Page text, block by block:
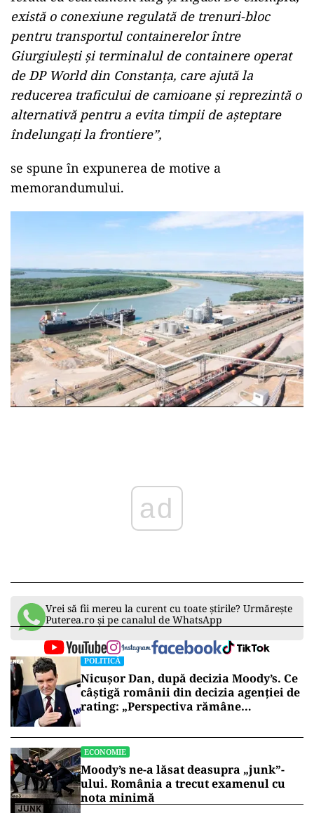
există o conexiune regulată de trenuri-bloc
pentru transportul containerelor între
Giurgiulești și terminalul de containere operat
de DP World din Constanța, care ajută la
reducerea traficului de camioane și reprezintă o
alternativă pentru a evita timpii de așteptare
îndelungați la frontiere”,
se spune în expunerea de motive a
memorandumului.
ad
Vrei să fii mereu la curent cu toate știrile? Urmărește
Puterea.ro și pe canalul de WhatsApp
POLITICĂ
Nicușor Dan, după decizia Moody’s. Ce
câștigă românii din decizia agenției de
rating: „Perspectiva rămâne
ECONOMIE
Moody’s ne-a lăsat deasupra „junk”-
ului. România a trecut examenul cu
nota minimă